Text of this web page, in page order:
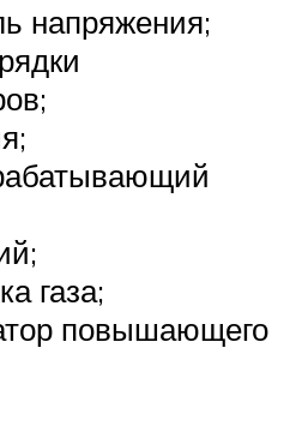
напряжения;
газа;
повышающего